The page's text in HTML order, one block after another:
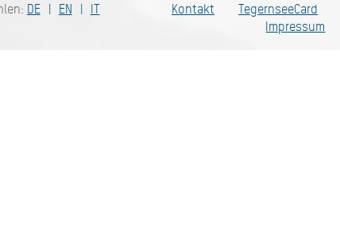
DE EN IT Kontakt TegernseeCard
Impressum